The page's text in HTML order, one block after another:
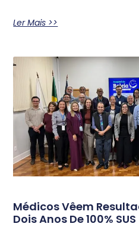
Ler Mais >>
Médicos Vêem
Dois Anos De 100% SUS